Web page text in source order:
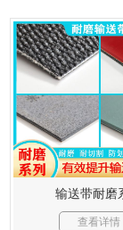
输送带耐磨
查看详情